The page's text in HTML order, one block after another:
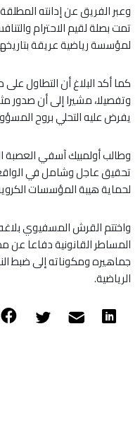
​وعبر الفريق عن إدانته
تمت بصلة لقيم الاحترام
لمؤسسة رياضية عريقة
​كما أكد البلاغ أن التطاول
وتفصيلا، مشيرا إلى أن صدور
يفرض عليه التحلي بروح
​وطالب أولمبيك آسفي العصبة
تحقيق عاجل وشامل في
لحماية هيبة المؤسسات
​واختتم القرش المسفيوي
المساطر القانونية دفاعا عن
جماهيره ومكوناته إلى ضبط
الرياضية.